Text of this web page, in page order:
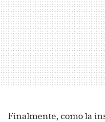
Finalmente, como la